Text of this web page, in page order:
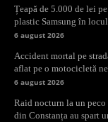
Țeapă de 5.000 de lei
plastic Samsung în
6 august 2026
Accident mortal pe
aflat pe o motocicletă
6 august 2026
Raid nocturn la un
din Constanța au spart